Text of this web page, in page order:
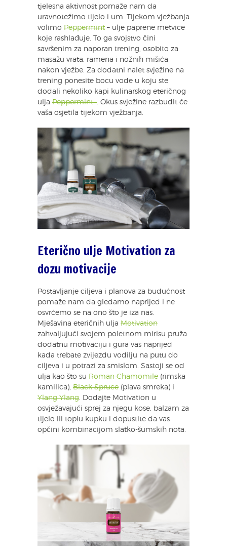
tjelesna aktivnost pomaže nam da
uravnotežimo tijelo i um. Tijekom vježbanja
volimo Peppermint – ulje paprene metvice
koje rashlađuje. To ga svojstvo čini
savršenim za naporan trening, osobito za
masažu vrata, ramena i nožnih mišića
nakon vježbe. Za dodatni nalet svježine na
trening ponesite bocu vode u koju ste
dodali nekoliko kapi kulinarskog eteričnog
ulja Peppermint+ . Okus svježine razbudit će
vaša osjetila tijekom vježbanja.
Eterično ulje Motivation za
dozu motivacije
Postavljanje ciljeva i planova za budućnost
pomaže nam da gledamo naprijed i ne
osvrćemo se na ono što je iza nas.
Mješavina eteričnih ulja Motivation
zahvaljujući svojem poletnom mirisu pruža
dodatnu motivaciju i gura vas naprijed
kada trebate zvijezdu vodilju na putu do
ciljeva i u potrazi za smislom. Sastoji se od
ulja kao što su Roman Chamomile (rimska
kamilica), Black Spruce (plava smreka) i
Ylang Ylang . Dodajte Motivation u
osvježavajući sprej za njegu kose, balzam za
tijelo ili toplu kupku i dopustite da vas
opčini kombinacijom slatko-šumskih nota.